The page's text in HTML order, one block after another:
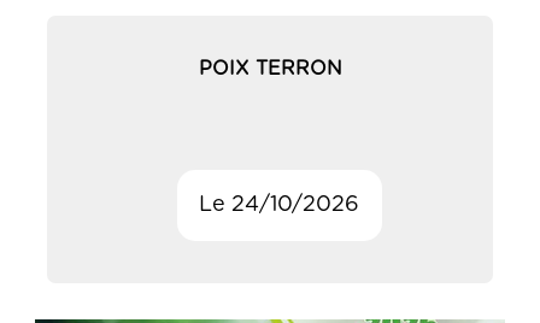
POIX TERRON
Le 24/10/2026